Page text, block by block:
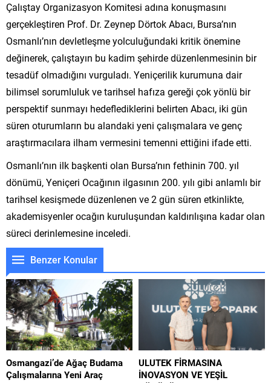
Çalıştay Organizasyon Komitesi adına konuşmasını
gerçekleştiren Prof. Dr. Zeynep Dörtok Abacı, Bursa’nın
Osmanlı’nın devletleşme yolculuğundaki kritik önemine
değinerek, çalıştayın bu kadim şehirde düzenlenmesinin bir
tesadüf olmadığını vurguladı. Yeniçerilik kurumuna dair
bilimsel sorumluluk ve tarihsel hafıza gereği çok yönlü bir
perspektif sunmayı hedeflediklerini belirten Abacı, iki gün
süren oturumların bu alandaki yeni çalışmalara ve genç
araştırmacılara ilham vermesini temenni ettiğini ifade etti.
Osmanlı’nın ilk başkenti olan Bursa’nın fethinin 700. yıl
dönümü, Yeniçeri Ocağının ilgasının 200. yılı gibi anlamlı bir
tarihsel kesişmede düzenlenen ve 2 gün süren etkinlikte,
akademisyenler ocağın kuruluşundan kaldırılışına kadar olan
süreci derinlemesine inceledi.
Benzer Konular
Osmangazi’de Ağaç Budama
Çalışmalarına Yeni Araç
ULUTEK FİRMASINA
İNOVASYON VE YEŞİL